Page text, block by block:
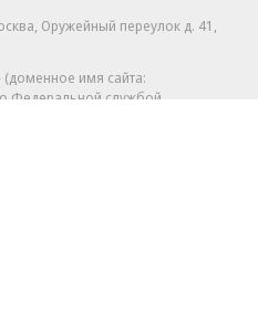
Оружейный переулок д. 41,
имя сайта:
Федеральной службой